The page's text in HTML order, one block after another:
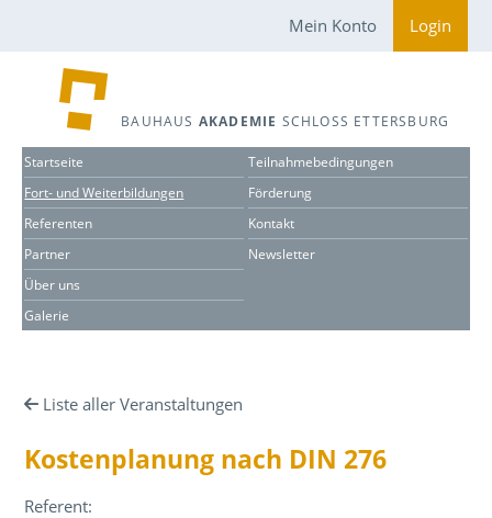
Mein Konto Login
BAUHAUS AKADEMIE SCHLOSS ETTERSBURG
Startseite
Fort- und Weiterbildungen
Referenten
Partner
Über uns
Galerie
Teilnahmebedingungen
Förderung
Kontakt
Newsletter
Liste aller Veranstaltungen
Kostenplanung nach DIN 276
Referent: